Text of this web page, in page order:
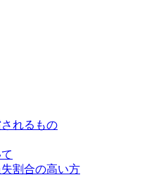
れるもの
割合の高い方